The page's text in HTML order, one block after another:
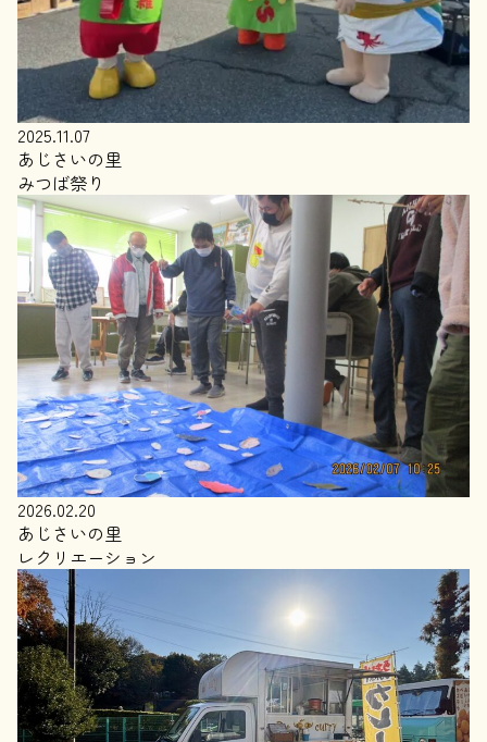
2025.11.07
あじさいの里
みつば祭り
2026.02.20
あじさいの里
レクリエーション